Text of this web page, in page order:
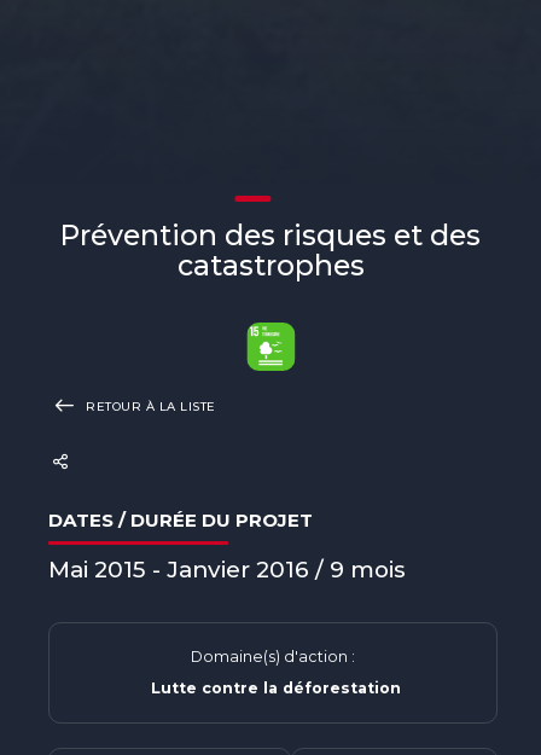
Prévention des risques et des
catastrophes
RETOUR À LA LISTE
DATES / DURÉE DU PROJET
Mai 2015 - Janvier 2016 / 9 mois
Domaine(s) d'action :
Lutte contre la déforestation